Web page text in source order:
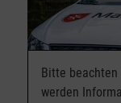
Bitte beachten
werden